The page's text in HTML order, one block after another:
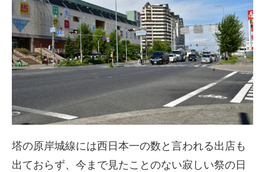
塔の原岸城線には西日本一の数と言われる出店も
出ておらず、今まで見たことのない寂しい祭の日